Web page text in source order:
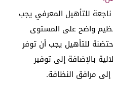
ناجعة للتأهيل المعرفي يجب
واضح على المستوى
للتأهيل يجب أن توفر
بالإضافة إلى توفير
مرافق النظافة.